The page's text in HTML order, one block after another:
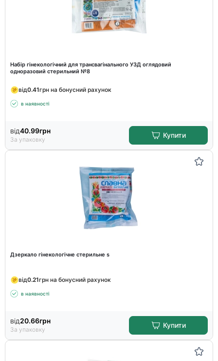
Набір гінекологічний для трансвагінального УЗД оглядовий
одноразовий стерильний №8
від0.41грн на бонусний рахунок
в наявності
від40.99грн
За упаковку
Купити
Дзеркало гінекологічне стерильне s
від0.21грн на бонусний рахунок
в наявності
від20.66грн
За упаковку
Купити